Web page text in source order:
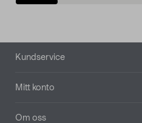
Sidfot
Kundservice
Mitt konto
Om oss